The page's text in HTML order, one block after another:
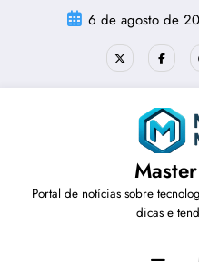
6 de agosto de
Portal de notícias sobre
dicas e